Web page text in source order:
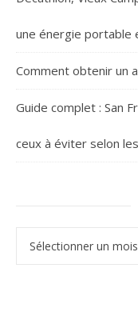
une énergie portable
Comment obtenir un
Guide complet : San
ceux à éviter selon